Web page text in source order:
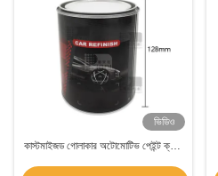
ভিডিও
কাস্টমাইজড গোলাকার অটোমোটিভ পেইন্ট ক্যান,